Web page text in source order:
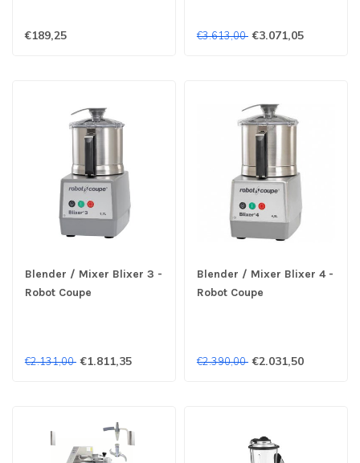
€189,25 €3.613,00 €3.071,05
Blender / Mixer Blixer 3 -
Robot Coupe
€2.131,00 €1.811,35
Blender / Mixer Blixer 4 -
Robot Coupe
€2.390,00 €2.031,50